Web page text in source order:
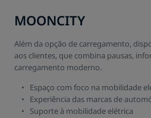
MOONCITY
Além da opção de carregamento,
aos clientes, que combina pausas,
carregamento moderno.
Espaço com foco na mobilidade
Experiência das marcas de
Suporte à mobilidade elétrica